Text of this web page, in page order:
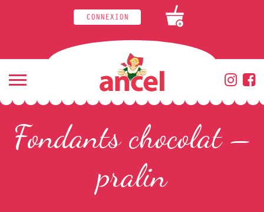
CONNEXION
+
Fondants chocolat –
pralin